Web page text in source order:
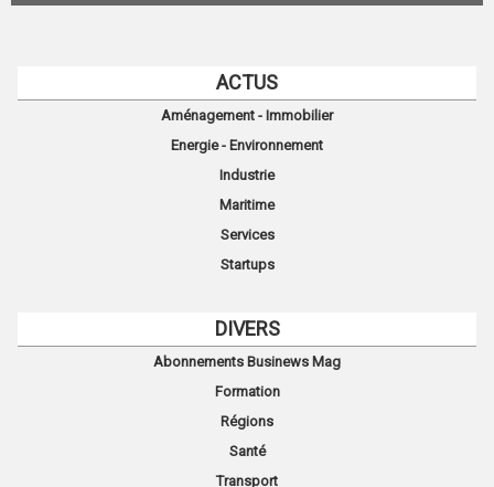
ACTUS
Aménagement - Immobilier
Energie - Environnement
Industrie
Maritime
Services
Startups
DIVERS
Abonnements Businews Mag
Formation
Régions
Santé
Transport